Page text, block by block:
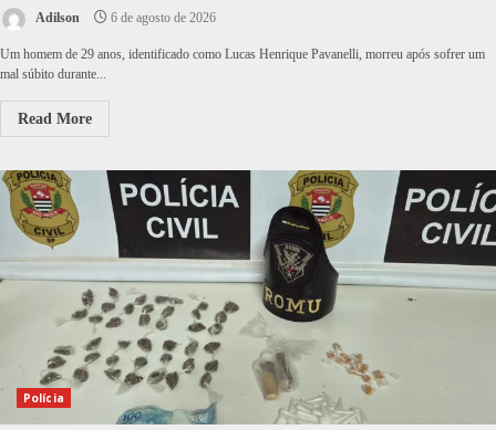
Adilson 6 de agosto de 2026
Um homem de 29 anos, identificado como Lucas Henrique Pavanelli, morreu após sofrer um
mal súbito durante...
Read More
Polícia